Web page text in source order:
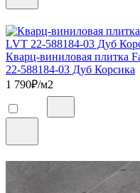
Кварц-виниловая плитка
22-588184-03 Дуб Корсика
1 790₽/м2